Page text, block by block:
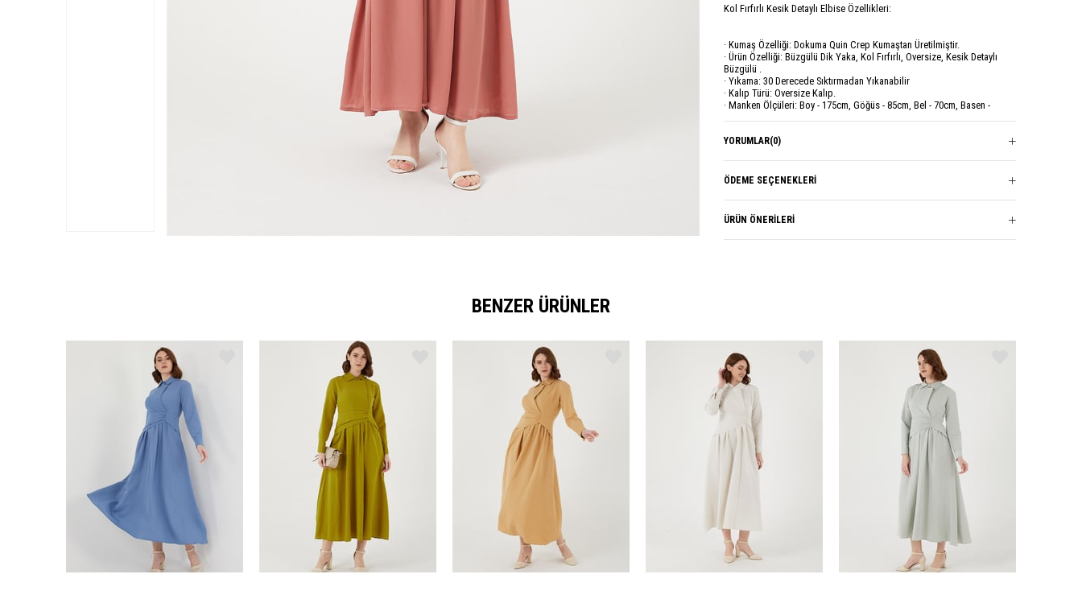
Kol Fırfırlı Kesik Detaylı Elbise Özellikleri:
· Kumaş Özelliği: Dokuma Quin Crep Kumaştan Üretilmiştir.
· Ürün Özelliği: Büzgülü Dik Yaka, Kol Fırfırlı, Oversize, Kesik Detaylı
Büzgülü .
· Yıkama: 30 Derecede Sıktırmadan Yıkanabilir
· Kalıp Türü: Oversize Kalıp.
· Manken Ölçüleri: Boy - 175cm, Göğüs - 85cm, Bel - 70cm, Basen -
· S- M Beden : Göğüs: 65 cm, Boy: 140 cm.
Sezon
YORUMLAR(0)
ÖDEME SEÇENEKLERI
ÜRÜN ÖNERILERI
BENZER ÜRÜNLER